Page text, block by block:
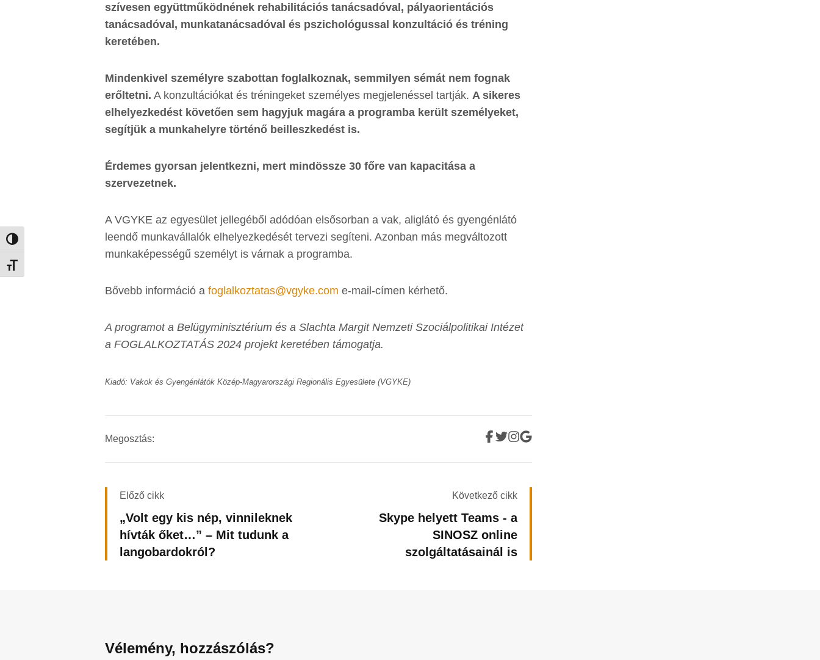
Nagy kontraszt váltása
Betűméret váltása
szívesen együttműködnének rehabilitációs tanácsadóval, pályaorientációs
tanácsadóval, munkatanácsadóval és pszichológussal konzultáció és tréning
keretében.
Mindenkivel személyre szabottan foglalkoznak, semmilyen sémát nem fognak
erőltetni. A konzultációkat és tréningeket személyes megjelenéssel tartják. A sikeres
elhelyezkedést követően sem hagyjuk magára a programba került személyeket,
segítjük a munkahelyre történő beilleszkedést is.
Érdemes gyorsan jelentkezni, mert mindössze 30 főre van kapacitása a
szervezetnek.
A VGYKE az egyesület jellegéből adódóan elsősorban a vak, aliglátó és gyengénlátó
leendő munkavállalók elhelyezkedését tervezi segíteni. Azonban más megváltozott
munkaképességű személyt is várnak a programba.
Bővebb információ a foglalkoztatas@vgyke.com e-mail-címen kérhető.
A programot a Belügyminisztérium és a Slachta Margit Nemzeti Szociálpolitikai Intézet
a FOGLALKOZTATÁS 2024 projekt keretében támogatja.
Kiadó: Vakok és Gyengénlátók Közép-Magyarországi Regionális Egyesülete (VGYKE)
Megosztás:
Előző cikk
„Volt egy kis nép, vinnileknek
hívták őket…” – Mit tudunk a
langobardokról?
Következő cikk
Skype helyett Teams - a
SINOSZ online
szolgáltatásainál is
Vélemény, hozzászólás?